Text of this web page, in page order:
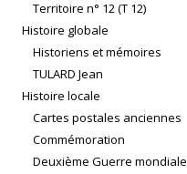
Territoire n° 12 (T 12)
Histoire globale
Historiens et mémoires
TULARD Jean
Histoire locale
Cartes postales anciennes
Commémoration
Deuxième Guerre mondiale